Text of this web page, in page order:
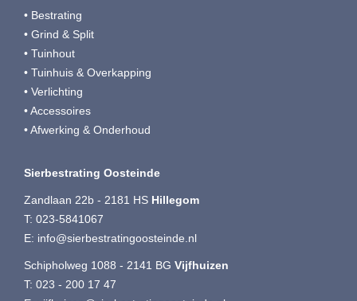
• Bestrating
• Grind & Split
• Tuinhout
• Tuinhuis & Overkapping
• Verlichting
• Accessoires
• Afwerking & Onderhoud
Sierbestrating Oosteinde
Zandlaan 22b - 2181 HS Hillegom
T: 023-5841067
E: info@sierbestratingoosteinde.nl
Schipholweg 1088 - 2141 BG Vijfhuizen
T: 023 - 200 17 47